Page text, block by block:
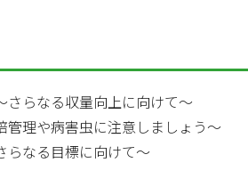
さらなる収量向上に向けて～
理や病害虫に注意しましょう～
らなる目標に向けて～